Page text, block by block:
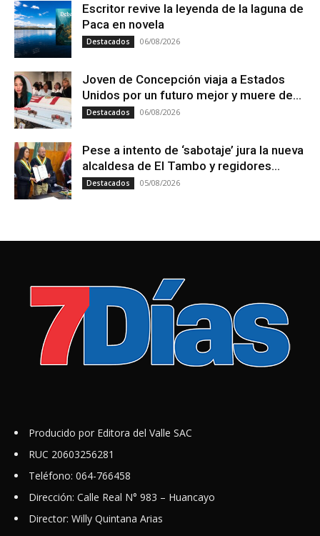
Escritor revive la leyenda de la laguna de
Paca en novela
Destacados 06/08/2026
Joven de Concepción viaja a Estados
Unidos por un futuro mejor y muere de...
Destacados 06/08/2026
Pese a intento de ‘sabotaje’ jura la nueva
alcaldesa de El Tambo y regidores...
Destacados 05/08/2026
Producido por Editora del Valle SAC
RUC 20603256281
Teléfono: 064-766458
Dirección: Calle Real N° 983 – Huancayo
Director: Willy Quintana Arias